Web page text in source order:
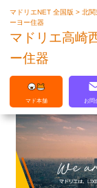
マドリエNET 全国版>北
ーヨー住器
マドリエ高崎
ー住器
マド本舗 お問